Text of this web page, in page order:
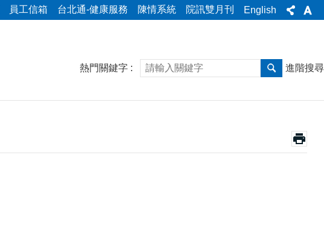
員工信箱 台北通-健康服務 陳情系統 院訊雙月刊 English
熱門關鍵字 進階搜尋